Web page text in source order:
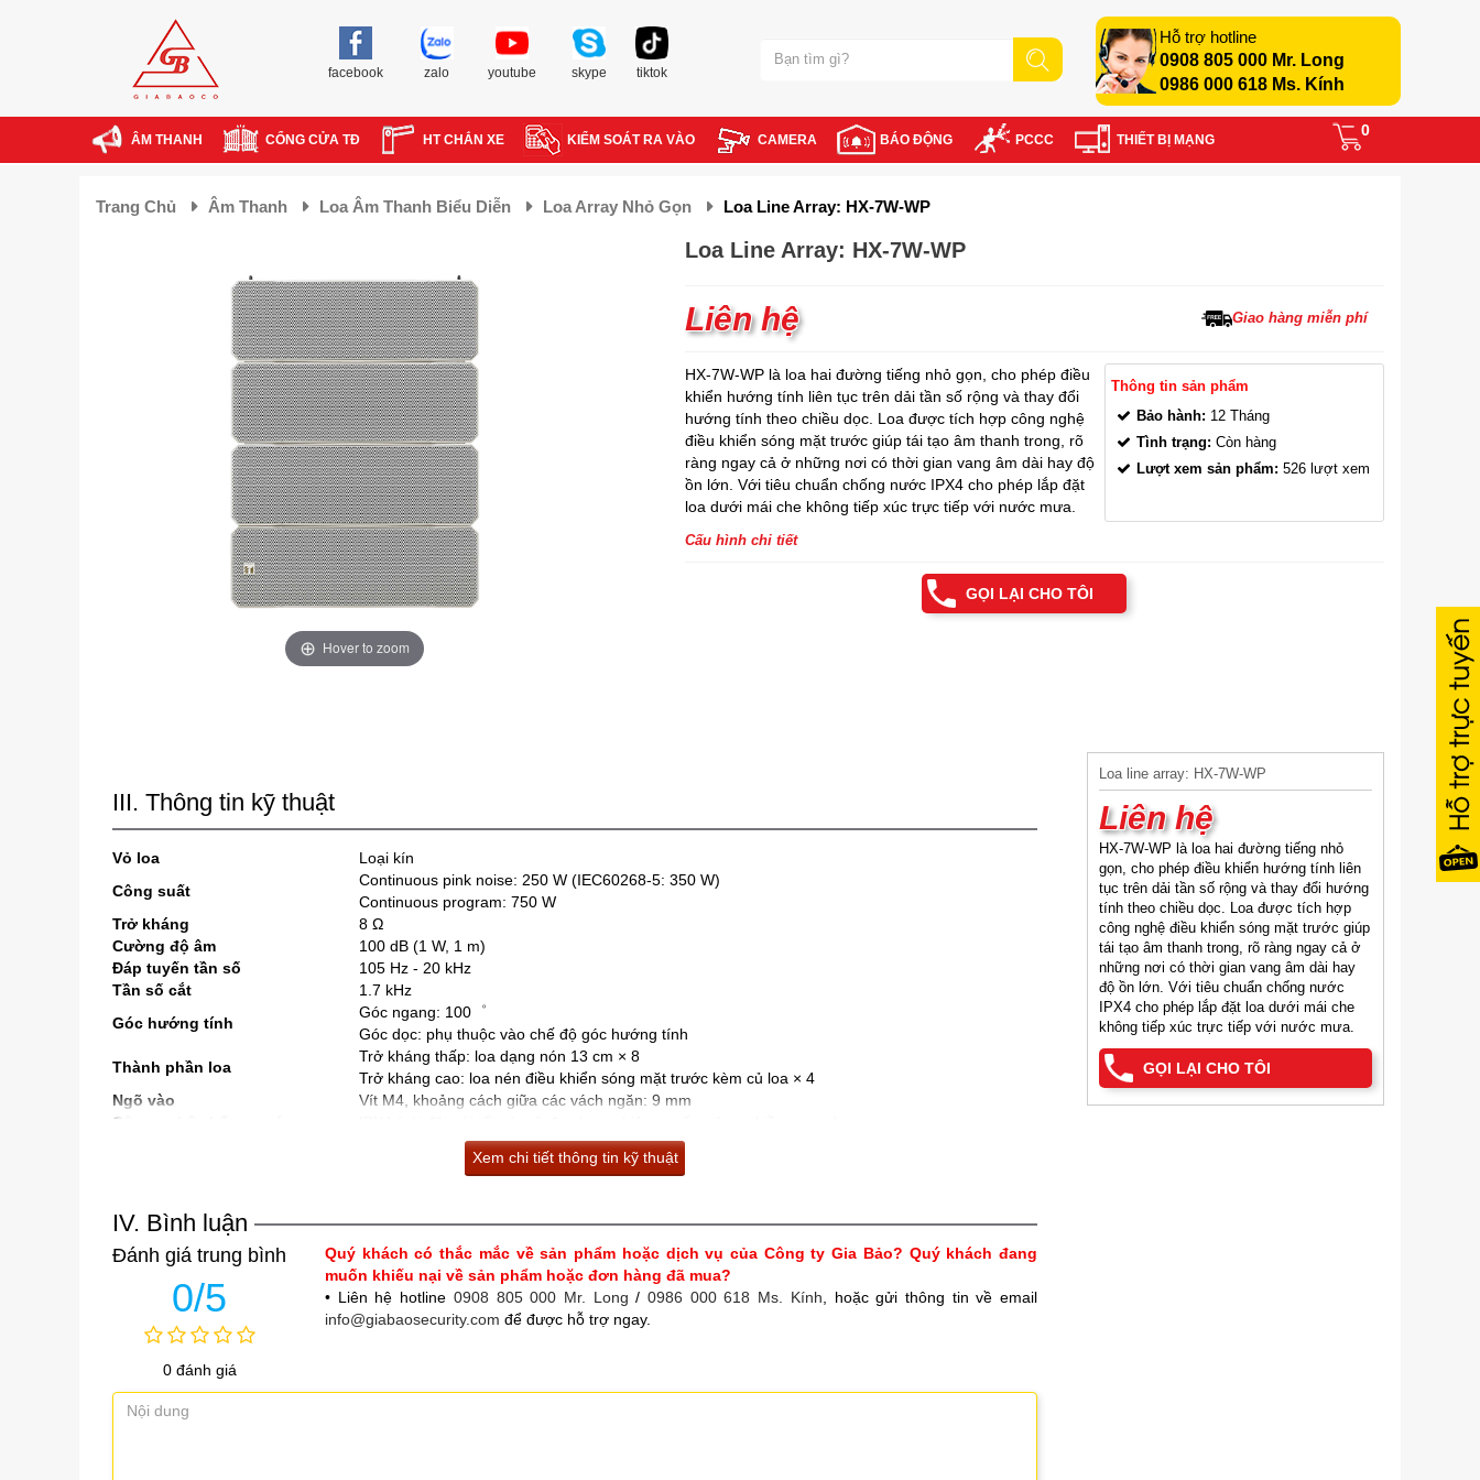
Hỗ trợ hotline
0908 805 000 Mr. Long
0986 000 618 Ms. Kính
facebook zalo youtube skype tiktok
ÂM THANH CỔNG CỬA TĐ HT CHẮN XE KIỂM SOÁT RA VÀO CAMERA BÁO ĐỘNG PCCC THIẾT BỊ MẠNG
0
Trang Chủ Âm Thanh Loa Âm Thanh Biểu Diễn Loa Array Nhỏ Gọn Loa Line Array: HX-7W-WP
Hover to zoom
Loa Line Array: HX-7W-WP
Liên hệ Giao hàng miễn phí
HX-7W-WP là loa hai đường tiếng nhỏ gọn, cho phép điều
khiển hướng tính liên tục trên dải tần số rộng và thay đổi
hướng tính theo chiều dọc. Loa được tích hợp công nghệ
điều khiển sóng mặt trước giúp tái tạo âm thanh trong, rõ
ràng ngay cả ở những nơi có thời gian vang âm dài hay độ
ồn lớn. Với tiêu chuẩn chống nước IPX4 cho phép lắp đặt
loa dưới mái che không tiếp xúc trực tiếp với nước mưa.
Cấu hình chi tiết
Thông tin sản phẩm
Bảo hành: 12 Tháng
Tình trạng: Còn hàng
Lượt xem sản phẩm: 526 lượt xem
GỌI LẠI CHO TÔI
III. Thông tin kỹ thuật
Vỏ loa
Loại kín
Công suất
Continuous pink noise: 250 W (IEC60268-5: 350 W)
Continuous program: 750 W
Trở kháng
8 Ω
Cường độ âm
100 dB (1 W, 1 m)
Đáp tuyến tần số
105 Hz - 20 kHz
Tần số cắt
1.7 kHz
Góc hướng tính
Góc ngang: 100゜
Góc dọc: phụ thuộc vào chế độ góc hướng tính
Thành phần loa
Trở kháng thấp: loa dạng nón 13 cm × 8
Trở kháng cao: loa nén điều khiển sóng mặt trước kèm củ loa × 4
Ngõ vào
Vít M4, khoảng cách giữa các vách ngăn: 9 mm
Công nghệ chống nước
Lắp đặt trong nhà, lắp đặt dưới khu vực có mái che (*1)
Vỏ loa: Polypropylene, màu trắng
Kích thước
Khối lượng
Phụ kiện đi kèm
Nắp che đầu cực x 1, vít gắn nắp che x 4, miếng đệm cao su x 1
Phụ kiện tùy chọn
Máy biến áp phù hợp: MT-200 (*2)
Bộ chuyển đổi điện áp phù hợp: HY-MT7
Giá gắn loa: HY-TM7W-WP, HY-MS7W-WP, HY-60DW-WP, HY-CN7W-WP
Xem chi tiết thông tin kỹ thuật
IV. Bình luận
Đánh giá trung bình
0/5
0 đánh giá
Quý khách có thắc mắc về sản phẩm hoặc dịch vụ của Công ty Gia Bảo? Quý khách đang
muốn khiếu nại về sản phẩm hoặc đơn hàng đã mua?
• Liên hệ hotline 0908 805 000 Mr. Long /0986 000 618 Ms. Kính , hoặc gửi thông tin về email
info@giabaosecurity.com để được hỗ trợ ngay.
Loa line array: HX-7W-WP
Liên hệ
HX-7W-WP là loa hai đường tiếng nhỏ
gọn, cho phép điều khiển hướng tính liên
tục trên dải tần số rộng và thay đổi hướng
tính theo chiều dọc. Loa được tích hợp
công nghệ điều khiển sóng mặt trước giúp
tái tạo âm thanh trong, rõ ràng ngay cả ở
những nơi có thời gian vang âm dài hay
độ ồn lớn. Với tiêu chuẩn chống nước
IPX4 cho phép lắp đặt loa dưới mái che
không tiếp xúc trực tiếp với nước mưa.
GỌI LẠI CHO TÔI